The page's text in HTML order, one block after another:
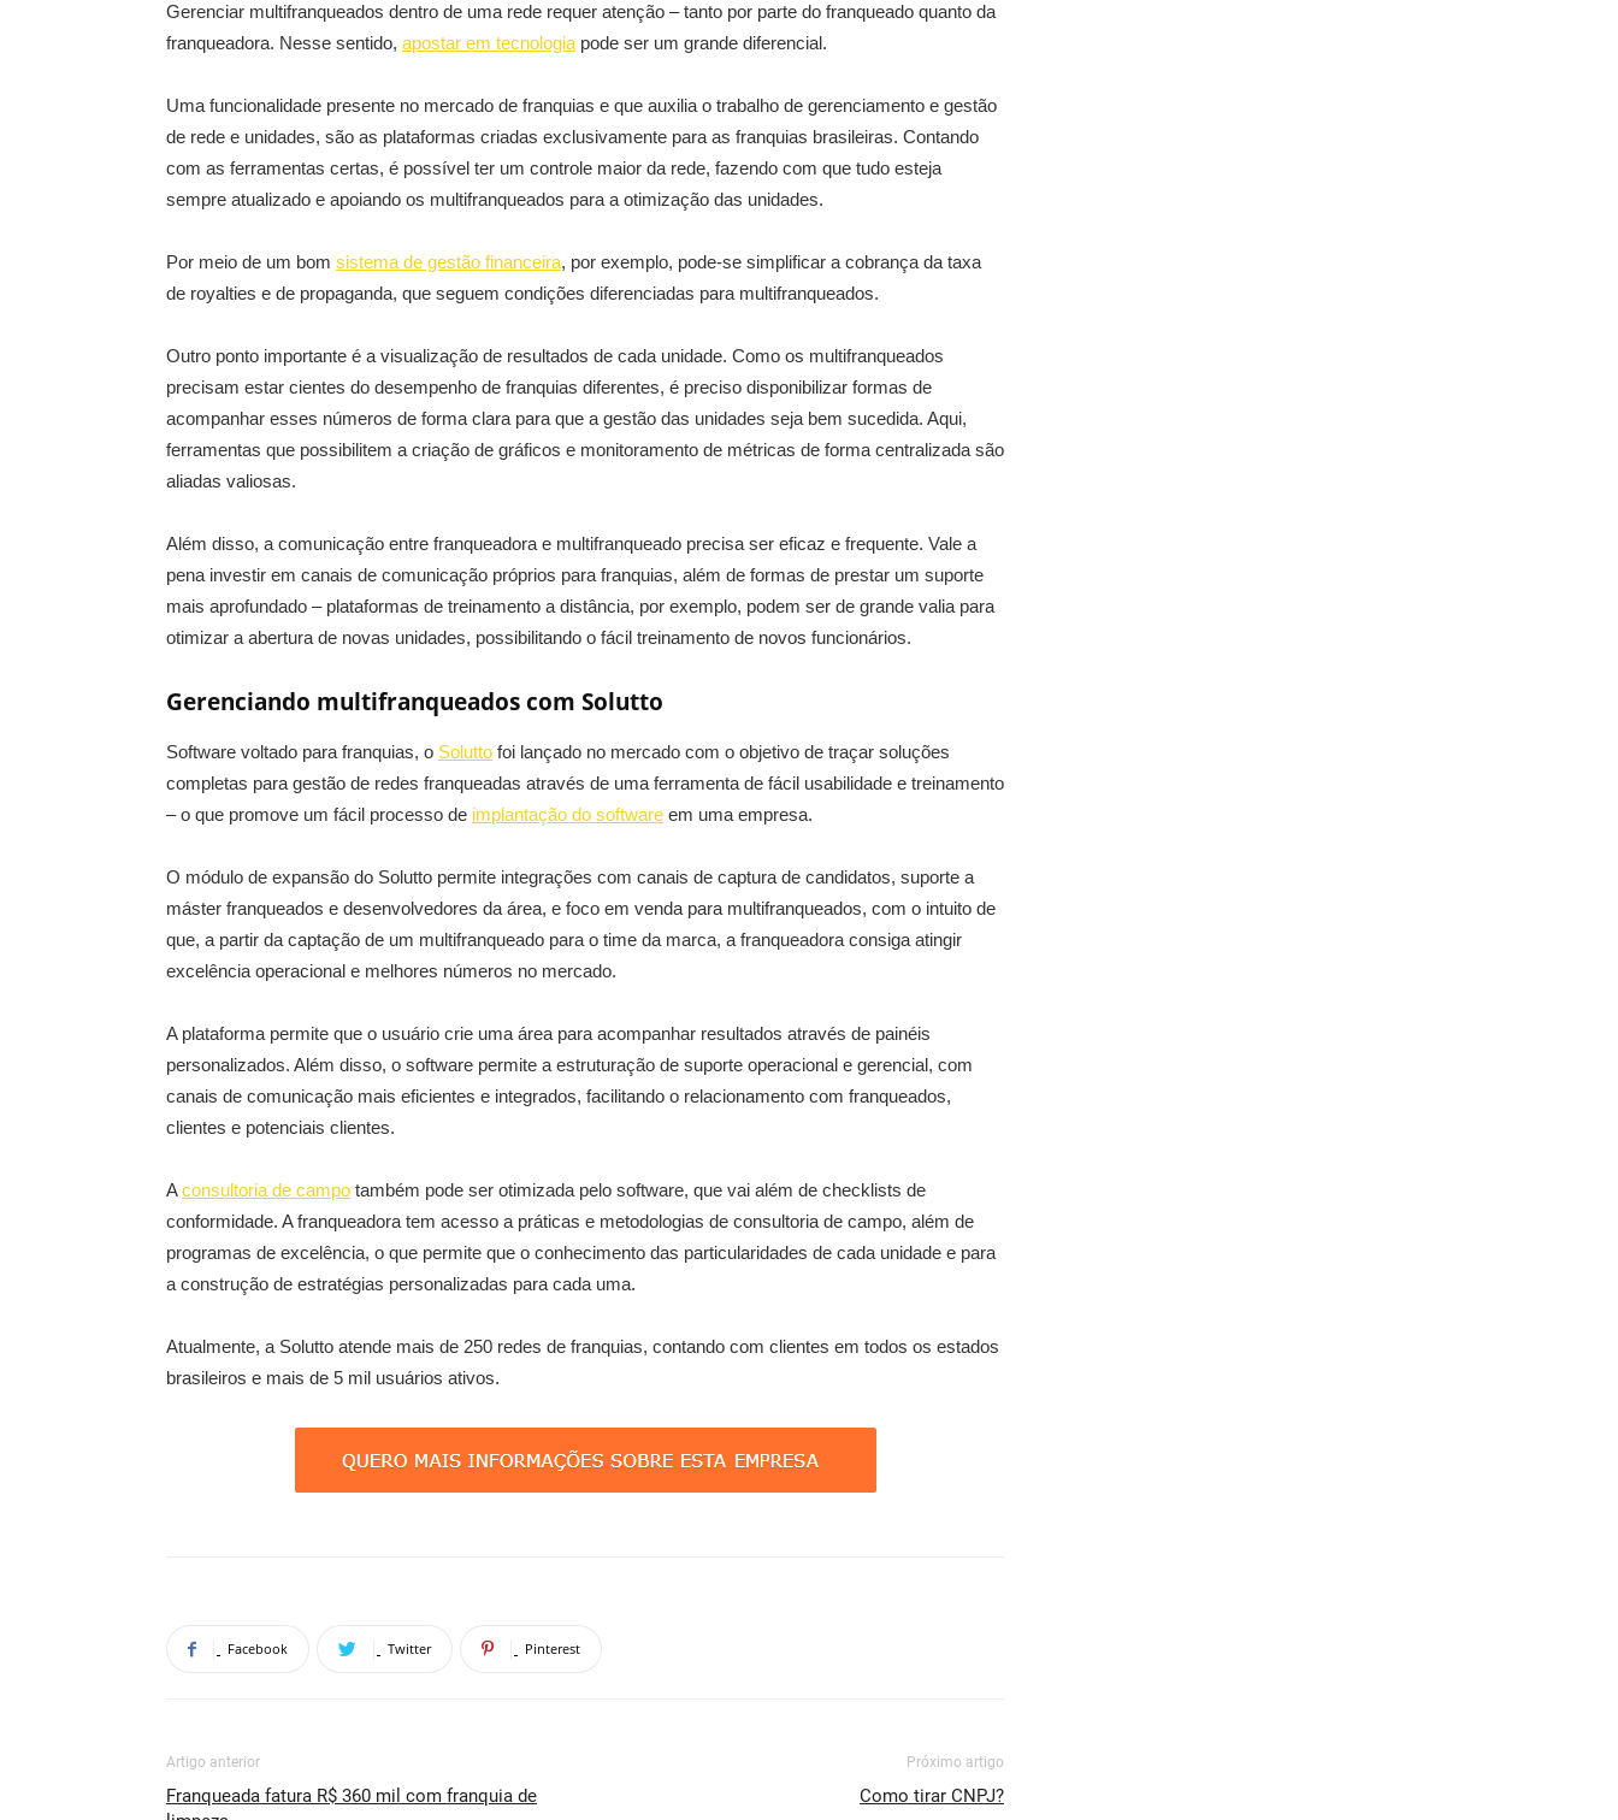
Gerenciar multifranqueados dentro de uma rede requer atenção – tanto por parte do franqueado quanto da
franqueadora. Nesse sentido, apostar em tecnologia pode ser um grande diferencial.
Uma funcionalidade presente no mercado de franquias e que auxilia o trabalho de gerenciamento e gestão
de rede e unidades, são as plataformas criadas exclusivamente para as franquias brasileiras. Contando
com as ferramentas certas, é possível ter um controle maior da rede, fazendo com que tudo esteja
sempre atualizado e apoiando os multifranqueados para a otimização das unidades.
Por meio de um bom sistema de gestão financeira, por exemplo, pode-se simplificar a cobrança da taxa
de royalties e de propaganda, que seguem condições diferenciadas para multifranqueados.
Outro ponto importante é a visualização de resultados de cada unidade. Como os multifranqueados
precisam estar cientes do desempenho de franquias diferentes, é preciso disponibilizar formas de
acompanhar esses números de forma clara para que a gestão das unidades seja bem sucedida. Aqui,
ferramentas que possibilitem a criação de gráficos e monitoramento de métricas de forma centralizada são
aliadas valiosas.
Além disso, a comunicação entre franqueadora e multifranqueado precisa ser eficaz e frequente. Vale a
pena investir em canais de comunicação próprios para franquias, além de formas de prestar um suporte
mais aprofundado – plataformas de treinamento a distância, por exemplo, podem ser de grande valia para
otimizar a abertura de novas unidades, possibilitando o fácil treinamento de novos funcionários.
Gerenciando multifranqueados com Solutto
Software voltado para franquias, o Solutto foi lançado no mercado com o objetivo de traçar soluções
completas para gestão de redes franqueadas através de uma ferramenta de fácil usabilidade e treinamento
– o que promove um fácil processo de implantação do software em uma empresa.
O módulo de expansão do Solutto permite integrações com canais de captura de candidatos, suporte a
máster franqueados e desenvolvedores da área, e foco em venda para multifranqueados, com o intuito de
que, a partir da captação de um multifranqueado para o time da marca, a franqueadora consiga atingir
excelência operacional e melhores números no mercado.
A plataforma permite que o usuário crie uma área para acompanhar resultados através de painéis
personalizados. Além disso, o software permite a estruturação de suporte operacional e gerencial, com
canais de comunicação mais eficientes e integrados, facilitando o relacionamento com franqueados,
clientes e potenciais clientes.
Aconsultoria de campo também pode ser otimizada pelo software, que vai além de checklists de
conformidade. A franqueadora tem acesso a práticas e metodologias de consultoria de campo, além de
programas de excelência, o que permite que o conhecimento das particularidades de cada unidade e para
a construção de estratégias personalizadas para cada uma.
Atualmente, a Solutto atende mais de 250 redes de franquias, contando com clientes em todos os estados
brasileiros e mais de 5 mil usuários ativos.
Facebook Twitter Pinterest
Artigo anterior
Franqueada fatura R$ 360 mil com franquia de
Próximo artigo
Como tirar CNPJ?